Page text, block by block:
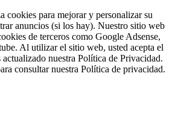
cookies para mejorar y personalizar su
anuncios (si los hay). Nuestro sitio web
de terceros como Google Adsense,
Al utilizar el sitio web, usted acepta el
nuestra Política de Privacidad.
consultar nuestra Política de privacidad.